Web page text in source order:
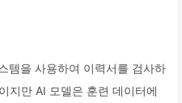
템을 사용하여 이력서를 검사하
지만 AI 모델은 훈련 데이터에